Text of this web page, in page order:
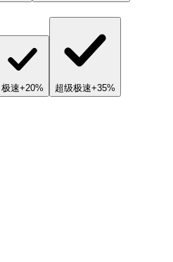
极速+20% 超级极速+35%